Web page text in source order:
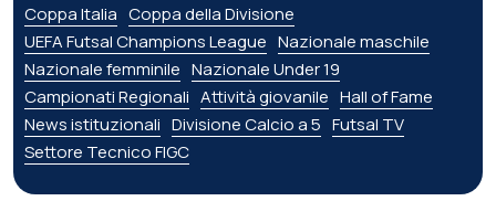
Coppa Italia Coppa della Divisione
UEFA Futsal Champions League Nazionale maschile
Nazionale femminile Nazionale Under 19
Campionati Regionali Attività giovanile Hall of Fame
News istituzionali Divisione Calcio a 5 Futsal TV
Settore Tecnico FIGC